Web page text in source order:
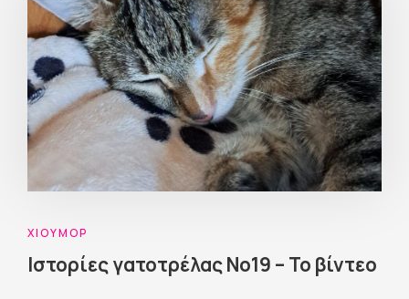
ΧΙΟΎΜΟΡ
Ιστορίες γατοτρέλας Νο19 – Το βίντεο